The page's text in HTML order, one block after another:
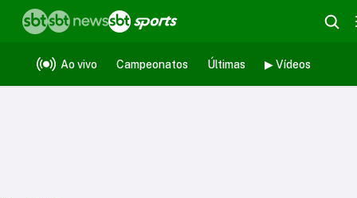
Ao vivo Campeonatos Últimas ▶ Vídeos